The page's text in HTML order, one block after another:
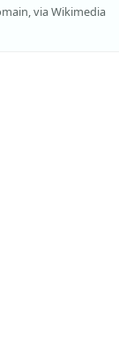
via Wikimedia